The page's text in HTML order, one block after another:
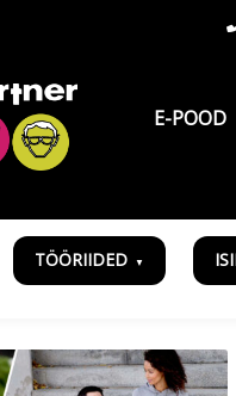
E-POOD
TÖÖRIIDED